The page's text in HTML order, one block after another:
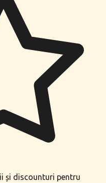
și discounturi pentru